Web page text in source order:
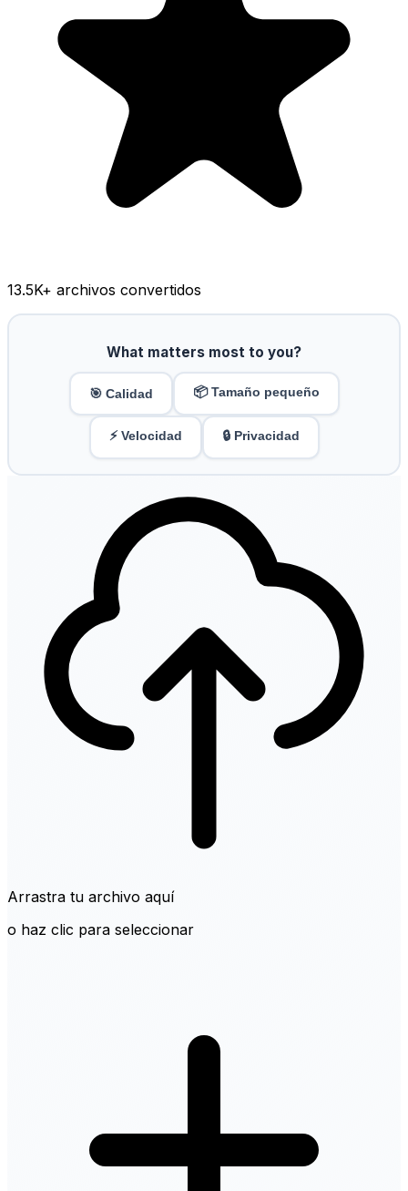
13.5K+ archivos convertidos
What matters most to you?
🎯 Calidad 📦 Tamaño pequeño
⚡ Velocidad 🔒 Privacidad
Arrastra tu archivo aquí
o haz clic para seleccionar